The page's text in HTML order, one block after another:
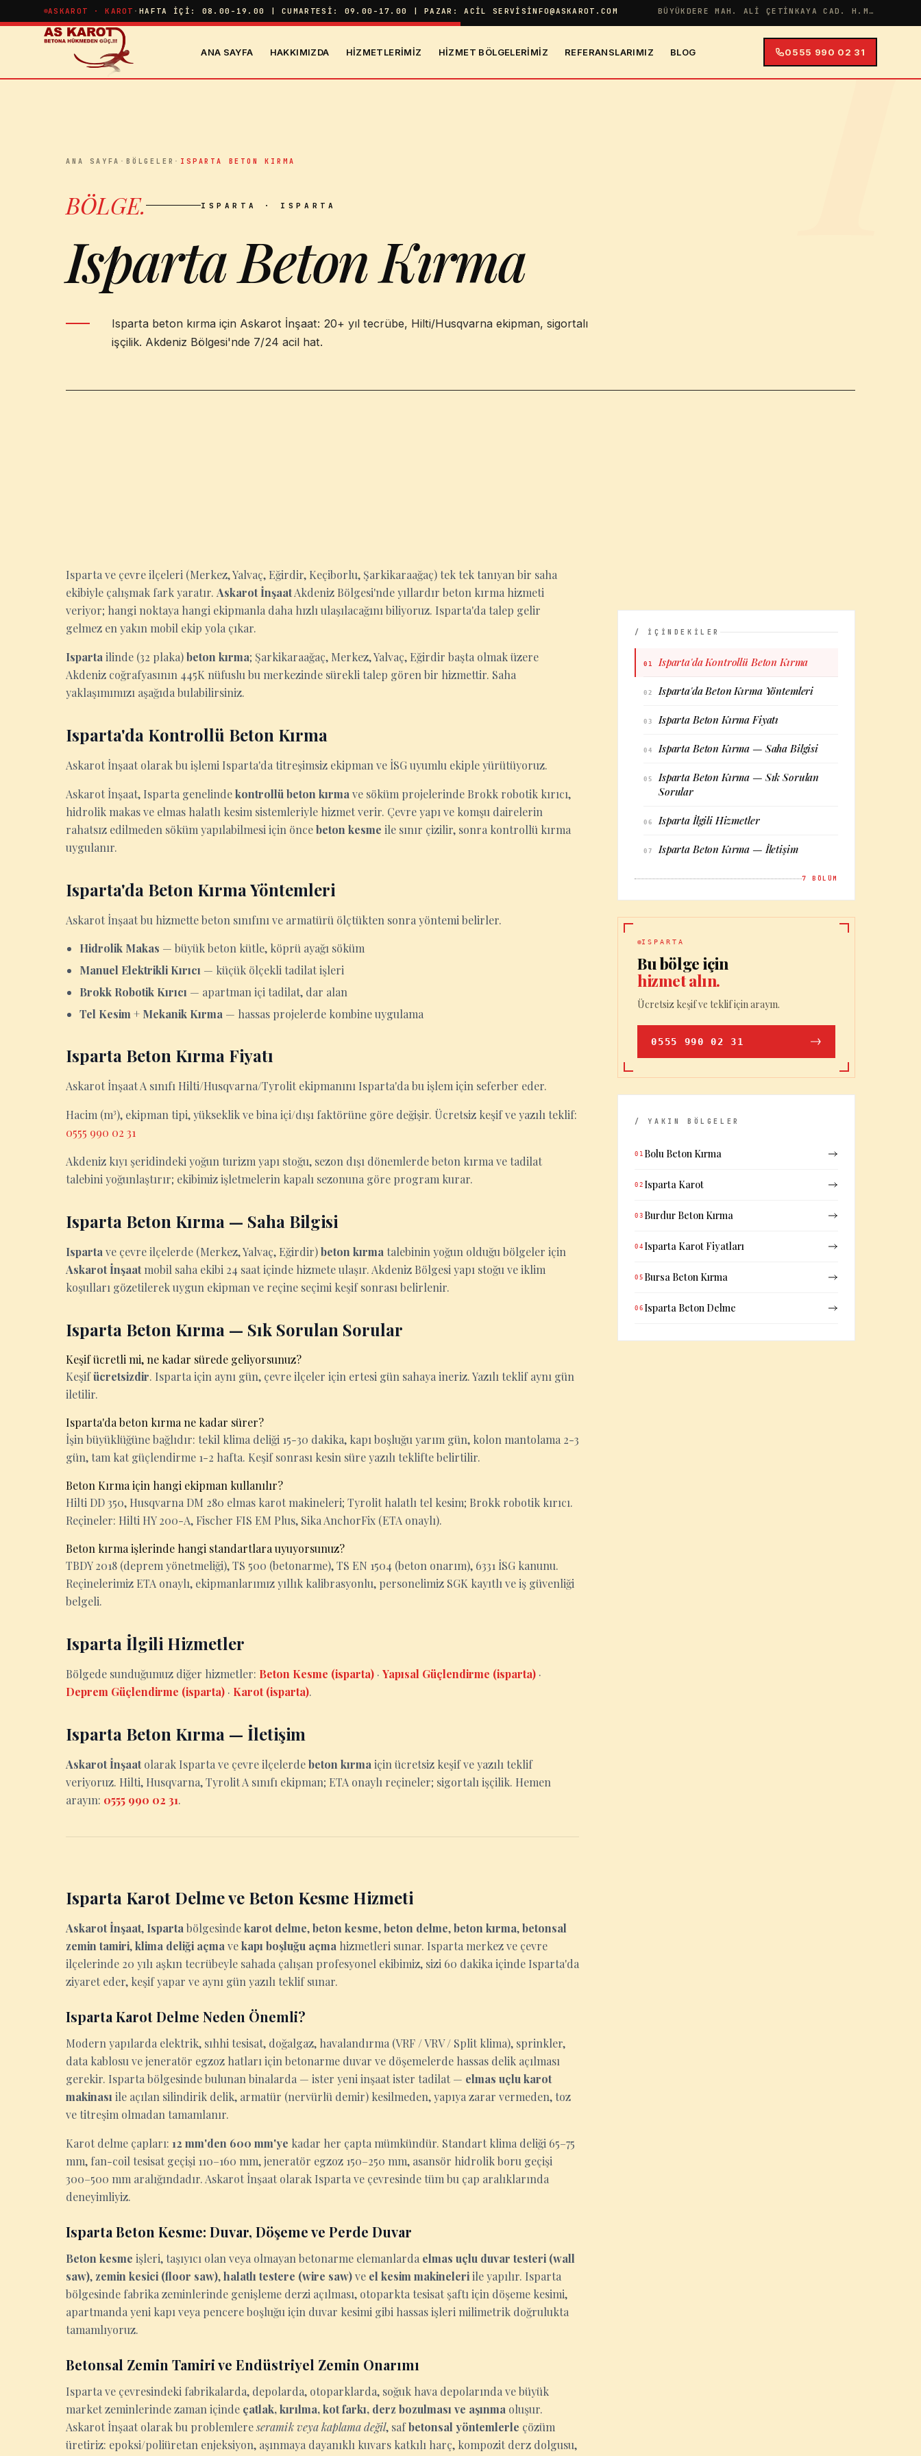
İçeriğe atlaASKAROT · KAROT ·HAFTA İÇI: 08.00-19.00 | CUMARTESI: 09.00-17.00 | PAZAR: ACIL SERVIS INFO@ASKAROT.COM BÜYÜKDERE MAH. ALI ÇETINKAYA CAD. H.MERYEM APT NO:38 İÇ KAPI NO:4
ANA SAYFA HAKKIMIZDA HIZMETLERIMIZ HIZMET BÖLGELERIMIZ REFERANSLARIMIZ BLOG 0555 990 02 31
I
ANA SAYFA ·BÖLGELER · ISPARTA BETON KIRMA
BÖLGE. ISPARTA · ISPARTA
Isparta Beton Kırma
Isparta beton kırma için Askarot İnşaat: 20+ yıl tecrübe, Hilti/Husqvarna ekipman, sigortalı
işçilik. Akdeniz Bölgesi'nde 7/24 acil hat.
Isparta ve çevre ilçeleri (Merkez, Yalvaç, Eğirdir, Keçiborlu, Şarkikaraağaç) tek tek tanıyan bir saha
ekibiyle çalışmak fark yaratır. Askarot İnşaatAkdeniz Bölgesi'nde yıllardır beton kırma hizmeti
veriyor; hangi noktaya hangi ekipmanla daha hızlı ulaşılacağını biliyoruz. Isparta'da talep gelir
gelmez en yakın mobil ekip yola çıkar.
Isparta ilinde (32 plaka)beton kırma; Şarkikaraağaç, Merkez, Yalvaç, Eğirdir başta olmak üzere
Akdeniz coğrafyasının 445K nüfuslu bu merkezinde sürekli talep gören bir hizmettir. Saha
yaklaşımımızı aşağıda bulabilirsiniz.
Isparta'da Kontrollü Beton Kırma
Askarot İnşaat olarak bu işlemi Isparta'da titreşimsiz ekipman ve İSG uyumlu ekiple yürütüyoruz.
Askarot İnşaat, Isparta genelindekontrollü beton kırma ve söküm projelerinde Brokk robotik kırıcı,
hidrolik makas ve elmas halatlı kesim sistemleriyle hizmet verir. Çevre yapı ve komşu dairelerin
rahatsız edilmeden söküm yapılabilmesi için öncebeton kesme ile sınır çizilir, sonra kontrollü kırma
uygulanır.
Isparta'da Beton Kırma Yöntemleri
Askarot İnşaat bu hizmette beton sınıfını ve armatürü ölçtükten sonra yöntemi belirler.
Hidrolik Makas — büyük beton kütle, köprü ayağı söküm
Manuel Elektrikli Kırıcı — küçük ölçekli tadilat işleri
Brokk Robotik Kırıcı — apartman içi tadilat, dar alan
Tel Kesim + Mekanik Kırma — hassas projelerde kombine uygulama
Isparta Beton Kırma Fiyatı
Askarot İnşaat A sınıfı Hilti/Husqvarna/Tyrolit ekipmanını Isparta'da bu işlem için seferber eder.
Hacim (m³), ekipman tipi, yükseklik ve bina içi/dışı faktörüne göre değişir. Ücretsiz keşif ve yazılı teklif:
0555 990 02 31
Akdeniz kıyı şeridindeki yoğun turizm yapı stoğu, sezon dışı dönemlerde beton kırma ve tadilat
talebini yoğunlaştırır; ekibimiz işletmelerin kapalı sezonuna göre program kurar.
Isparta Beton Kırma — Saha Bilgisi
Isparta ve çevre ilçelerde (Merkez, Yalvaç, Eğirdir)beton kırma talebinin yoğun olduğu bölgeler için
Askarot İnşaatmobil saha ekibi 24 saat içinde hizmete ulaşır. Akdeniz Bölgesi yapı stoğu ve iklim
koşulları gözetilerek uygun ekipman ve reçine seçimi keşif sonrası belirlenir.
Isparta Beton Kırma — Sık Sorulan Sorular
Keşif ücretli mi, ne kadar sürede geliyorsunuz?
Keşifücretsizdir. Isparta için aynı gün, çevre ilçeler için ertesi gün sahaya ineriz. Yazılı teklif aynı gün
iletilir.
Isparta'da beton kırma ne kadar sürer?
İşin büyüklüğüne bağlıdır: tekil klima deliği 15-30 dakika, kapı boşluğu yarım gün, kolon mantolama 2-3
gün, tam kat güçlendirme 1-2 hafta. Keşif sonrası kesin süre yazılı teklifte belirtilir.
Beton Kırma için hangi ekipman kullanılır?
Hilti DD 350, Husqvarna DM 280 elmas karot makineleri; Tyrolit halatlı tel kesim; Brokk robotik kırıcı.
Reçineler: Hilti HY 200-A, Fischer FIS EM Plus, Sika AnchorFix (ETA onaylı).
Beton kırma işlerinde hangi standartlara uyuyorsunuz?
TBDY 2018 (deprem yönetmeliği), TS 500 (betonarme), TS EN 1504 (beton onarım), 6331 İSG kanunu.
Reçinelerimiz ETA onaylı, ekipmanlarımız yıllık kalibrasyonlu, personelimiz SGK kayıtlı ve iş güvenliği
belgeli.
Isparta İlgili Hizmetler
Bölgede sunduğumuz diğer hizmetler: Beton Kesme (isparta) · Yapısal Güçlendirme (isparta) ·
Deprem Güçlendirme (isparta) · Karot (isparta).
Isparta Beton Kırma — İletişim
Askarot İnşaatolarak Isparta ve çevre ilçelerdebeton kırma için ücretsiz keşif ve yazılı teklif
veriyoruz. Hilti, Husqvarna, Tyrolit A sınıfı ekipman; ETA onaylı reçineler; sigortalı işçilik. Hemen
arayın: 0555 990 02 31.
Isparta Karot Delme ve Beton Kesme Hizmeti
Askarot İnşaat, Isparta bölgesindekarot delme,beton kesme,beton delme,beton kırma,betonsal
zemin tamiri,klima deliği açma vekapı boşluğu açma hizmetleri sunar. Isparta merkez ve çevre
ilçelerinde 20 yılı aşkın tecrübeyle sahada çalışan profesyonel ekibimiz, sizi 60 dakika içinde Isparta'da
ziyaret eder, keşif yapar ve aynı gün yazılı teklif sunar.
Isparta Karot Delme Neden Önemli?
Modern yapılarda elektrik, sıhhi tesisat, doğalgaz, havalandırma (VRF / VRV / Split klima), sprinkler,
data kablosu ve jeneratör egzoz hatları için betonarme duvar ve döşemelerde hassas delik açılması
gerekir. Isparta bölgesinde bulunan binalarda — ister yeni inşaat ister tadilat — elmas uçlu karot
makinası ile açılan silindirik delik, armatür (nervürlü demir) kesilmeden, yapıya zarar vermeden, toz
ve titreşim olmadan tamamlanır.
Karot delme çapları: 12 mm'den 600 mm'ye kadar her çapta mümkündür. Standart klima deliği 65–75
mm, fan-coil tesisat geçişi 110–160 mm, jeneratör egzoz 150–250 mm, asansör hidrolik boru geçişi
300–500 mm aralığındadır. Askarot İnşaat olarak Isparta ve çevresinde tüm bu çap aralıklarında
deneyimliyiz.
Isparta Beton Kesme: Duvar, Döşeme ve Perde Duvar
Beton kesme işleri, taşıyıcı olan veya olmayan betonarme elemanlarda elmas uçlu duvar testeri (wall
saw), zemin kesici (floor saw),halatlı testere (wire saw)ve el kesim makineleriile yapılır. Isparta
bölgesinde fabrika zeminlerinde genişleme derzi açılması, otoparkta tesisat şaftı için döşeme kesimi,
apartmanda yeni kapı veya pencere boşluğu için duvar kesimi gibi hassas işleri milimetrik doğrulukta
tamamlıyoruz.
Betonsal Zemin Tamiri ve Endüstriyel Zemin Onarımı
Isparta ve çevresindeki fabrikalarda, depolarda, otoparklarda, soğuk hava depolarında ve büyük
market zeminlerinde zaman içinde çatlak, kırılma, kot farkı, derz bozulması ve aşınma oluşur.
Askarot İnşaat olarak bu problemlereseramik veya kaplama değil, safbetonsal yöntemlerle çözüm
üretiriz: epoksi/poliüretan enjeksiyon, aşınmaya dayanıklı kuvars katkılı harç, kompozit derz dolgusu,
/ İÇİNDEKİLER
01 Isparta'da Kontrollü Beton Kırma
02 Isparta'da Beton Kırma Yöntemleri
03 Isparta Beton Kırma Fiyatı
04 Isparta Beton Kırma — Saha Bilgisi
05
Isparta Beton Kırma — Sık Sorulan
Sorular
06 Isparta İlgili Hizmetler
07 Isparta Beton Kırma — İletişim
7 BÖLÜM
ISPARTA
Bu bölge için
hizmet alın.
Ücretsiz keşif ve teklif için arayın.
0555 990 02 31
/ YAKIN BÖLGELER
01 Bolu Beton Kırma
02 Isparta Karot
03 Burdur Beton Kırma
04 Isparta Karot Fiyatları
05 Bursa Beton Kırma
06 Isparta Beton Delme